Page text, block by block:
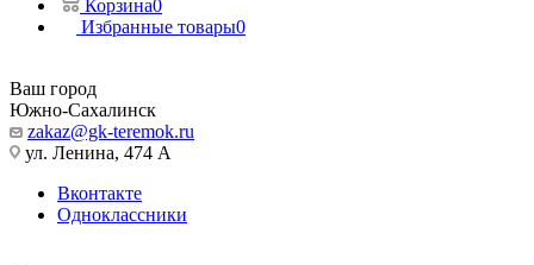
Корзина0
Избранные товары0
Ваш город
Южно-Сахалинск
zakaz@gk-teremok.ru
ул. Ленина, 474 А
Вконтакте
Одноклассники